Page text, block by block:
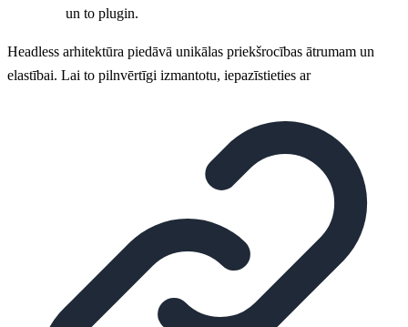
un to plugin.
Headless arhitektūra piedāvā unikālas priekšrocības ātrumam un
elastībai. Lai to pilnvērtīgi izmantotu, iepazīstieties ar